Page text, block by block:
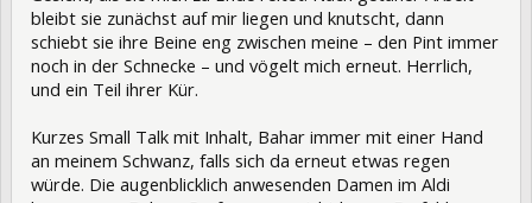
bleibt sie zunächst auf mir liegen und knutscht, dann
schiebt sie ihre Beine eng zwischen meine – den Pint immer
noch in der Schnecke – und vögelt mich erneut. Herrlich,
und ein Teil ihrer Kür.
Kurzes Small Talk mit Inhalt, Bahar immer mit einer Hand
an meinem Schwanz, falls sich da erneut etwas regen
würde. Die augenblicklich anwesenden Damen im Aldi